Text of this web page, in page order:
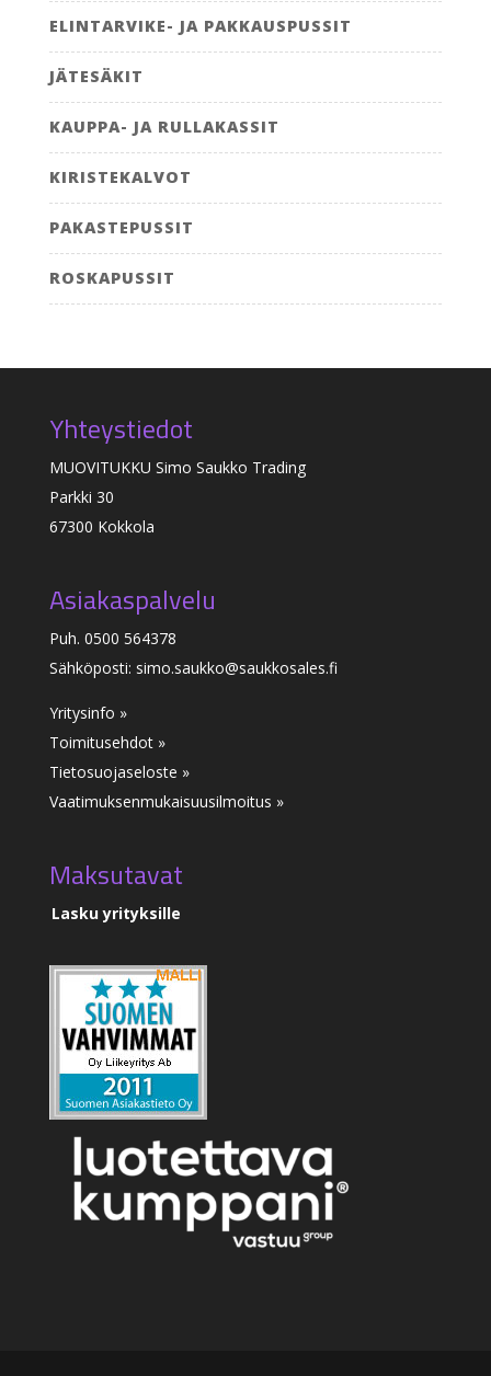
ELINTARVIKE- JA PAKKAUSPUSSIT
JÄTESÄKIT
KAUPPA- JA RULLAKASSIT
KIRISTEKALVOT
PAKASTEPUSSIT
ROSKAPUSSIT
Yhteystiedot
MUOVITUKKU Simo Saukko Trading
Parkki 30
67300 Kokkola
Asiakaspalvelu
Puh. 0500 564378
Sähköposti: simo.saukko@saukkosales.fi
Yritysinfo »
Toimitusehdot »
Tietosuojaseloste »
Vaatimuksenmukaisuusilmoitus »
Maksutavat
Lasku yrityksille